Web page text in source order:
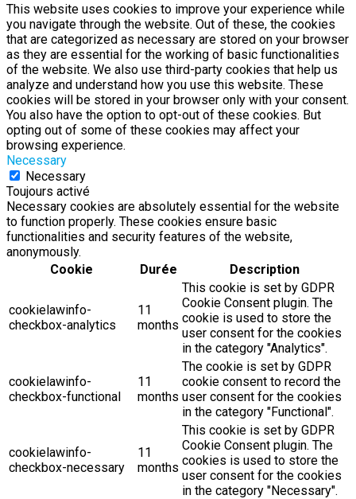
This website uses cookies to improve your experience while
you navigate through the website. Out of these, the cookies
that are categorized as necessary are stored on your browser
as they are essential for the working of basic functionalities
of the website. We also use third-party cookies that help us
analyze and understand how you use this website. These
cookies will be stored in your browser only with your consent.
You also have the option to opt-out of these cookies. But
opting out of some of these cookies may affect your
browsing experience.
Necessary
Necessary
Toujours activé
Necessary cookies are absolutely essential for the website
to function properly. These cookies ensure basic
functionalities and security features of the website,
anonymously.
Cookie
Durée Description
cookielawinfo-
checkbox-analytics
11
months
This cookie is set by GDPR
Cookie Consent plugin. The
cookie is used to store the
user consent for the cookies
in the category "Analytics".
cookielawinfo-
checkbox-functional
11
months
The cookie is set by GDPR
cookie consent to record the
user consent for the cookies
in the category "Functional".
cookielawinfo-
checkbox-necessary
11
months
This cookie is set by GDPR
Cookie Consent plugin. The
cookies is used to store the
user consent for the cookies
in the category "Necessary".